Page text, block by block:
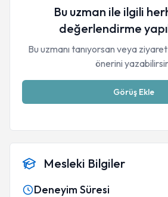
Bu uzman ile ilgili
değerlendirme
Bu uzmanı tanıyorsan veya
önerini
Görüş Ekle
Mesleki Bilgiler
Deneyim Süresi